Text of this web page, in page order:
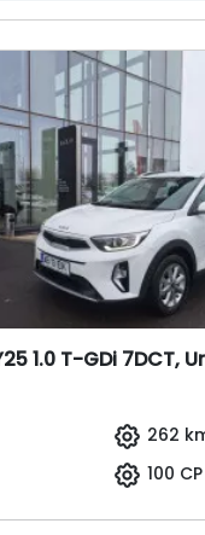
1.0 T-GDi 7DCT,
262
100 CP